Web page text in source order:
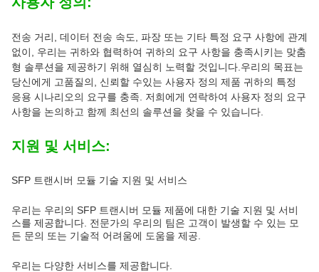
전송 거리, 데이터 전송 속도, 파장 또는 기타 특정 요구 사항에 관계
없이, 우리는 귀하와 협력하여 귀하의 요구 사항을 충족시키는 맞춤
형 솔루션을 제공하기 위해 열심히 노력할 것입니다.우리의 목표는
당신에게 고품질의, 신뢰할 수있는 사용자 정의 제품 귀하의 특정
응용 시나리오의 요구를 충족. 저희에게 연락하여 사용자 정의 요구
사항을 논의하고 함께 최선의 솔루션을 찾을 수 있습니다.
지원 및 서비스:
SFP 트랜시버 모듈 기술 지원 및 서비스
우리는 우리의 SFP 트랜시버 모듈 제품에 대한 기술 지원 및 서비
스를 제공합니다. 전문가의 우리의 팀은 고객이 발생할 수 있는 모
든 문의 또는 기술적 어려움에 도움을 제공.
우리는 다양한 서비스를 제공합니다.